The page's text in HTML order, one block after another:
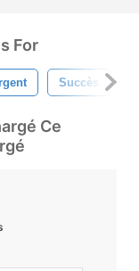
For
Succès
Ce